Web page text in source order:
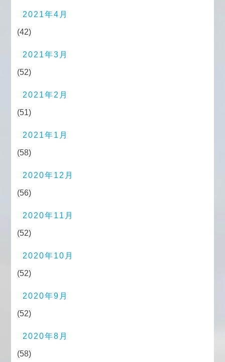
2021年4月
(42)
2021年3月
(52)
2021年2月
(51)
2021年1月
(58)
2020年12月
(56)
2020年11月
(52)
2020年10月
(52)
2020年9月
(52)
2020年8月
(58)